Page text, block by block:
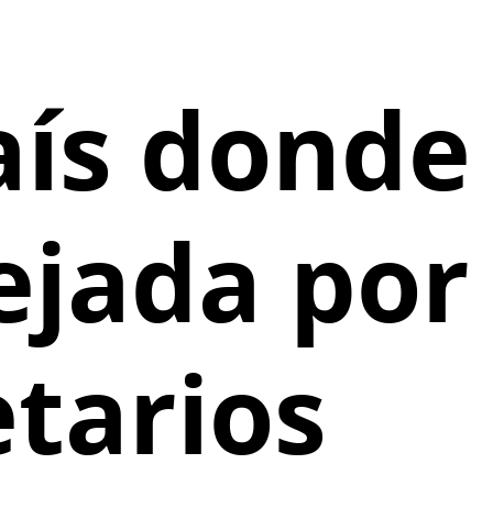
donde
por